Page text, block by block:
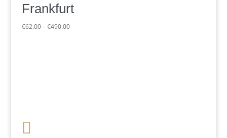
Frankfurt
€62.00 –€490.00Preisspanne:
